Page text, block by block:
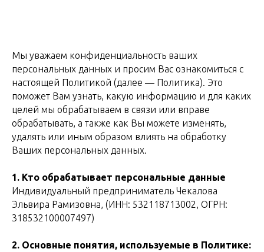
Мы уважаем конфиденциальность ваших
персональных данных и просим Вас ознакомиться с
настоящей Политикой (далее — Политика). Это
поможет Вам узнать, какую информацию и для каких
целей мы обрабатываем в связи или вправе
обрабатывать, а также как Вы можете изменять,
удалять или иным образом влиять на обработку
Ваших персональных данных.
1. Кто обрабатывает персональные данные
Индивидуальный предприниматель Чекалова
Эльвира Рамизовна, (ИНН: 532118713002, ОГРН:
318532100007497)
2. Основные понятия, используемые в Политике: